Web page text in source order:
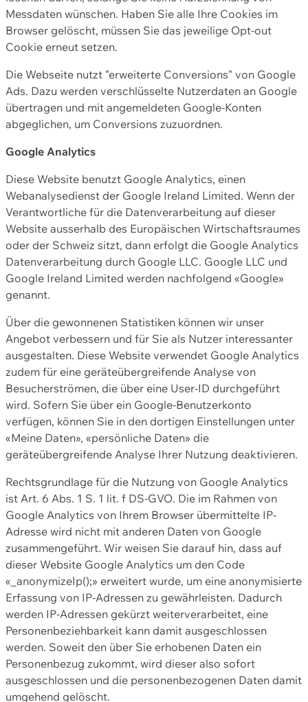
Messdaten wünschen. Haben Sie alle Ihre Cookies im
Browser gelöscht, müssen Sie das jeweilige Opt-out
Cookie erneut setzen.
Die Webseite nutzt "erweiterte Conversions" von Google
Ads. Dazu werden verschlüsselte Nutzerdaten an Google
übertragen und mit angemeldeten Google-Konten
abgeglichen, um Conversions zuzuordnen.
Google Analytics
Diese Website benutzt Google Analytics, einen
Webanalysedienst der Google Ireland Limited. Wenn der
Verantwortliche für die Datenverarbeitung auf dieser
Website ausserhalb des Europäischen Wirtschaftsraumes
oder der Schweiz sitzt, dann erfolgt die Google Analytics
Datenverarbeitung durch Google LLC. Google LLC und
Google Ireland Limited werden nachfolgend «Google»
genannt.
Über die gewonnenen Statistiken können wir unser
Angebot verbessern und für Sie als Nutzer interessanter
ausgestalten. Diese Website verwendet Google Analytics
zudem für eine geräteübergreifende Analyse von
Besucherströmen, die über eine User-ID durchgeführt
wird. Sofern Sie über ein Google-Benutzerkonto
verfügen, können Sie in den dortigen Einstellungen unter
«Meine Daten», «persönliche Daten» die
geräteübergreifende Analyse Ihrer Nutzung deaktivieren.
Rechtsgrundlage für die Nutzung von Google Analytics
ist Art. 6 Abs. 1 S. 1 lit. f DS-GVO. Die im Rahmen von
Google Analytics von Ihrem Browser übermittelte IP-
Adresse wird nicht mit anderen Daten von Google
zusammengeführt. Wir weisen Sie darauf hin, dass auf
dieser Website Google Analytics um den Code
«_anonymizeIp();» erweitert wurde, um eine anonymisierte
Erfassung von IP-Adressen zu gewährleisten. Dadurch
werden IP-Adressen gekürzt weiterverarbeitet, eine
Personenbeziehbarkeit kann damit ausgeschlossen
werden. Soweit den über Sie erhobenen Daten ein
Personenbezug zukommt, wird dieser also sofort
ausgeschlossen und die personenbezogenen Daten damit
umgehend gelöscht.